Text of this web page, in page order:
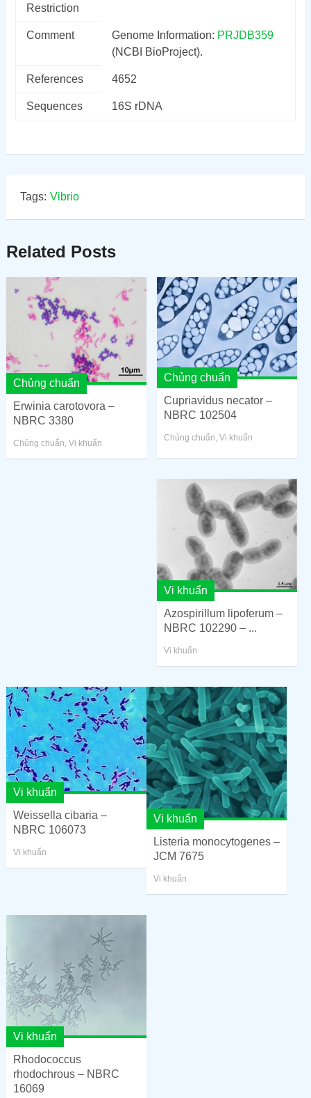
Restriction
Comment Genome Information: PRJDB359
(NCBI BioProject).
References 4652
Sequences 16S rDNA
Tags: Vibrio
Related Posts
Chủng chuẩn
Erwinia carotovora –
NBRC 3380
Chủng chuẩn, Vi khuẩn
Chủng chuẩn
Cupriavidus necator –
NBRC 102504
Chủng chuẩn ,Vi khuẩn
Vi khuẩn
Azospirillum lipoferum –
NBRC 102290 – ...
Vi khuẩn
Vi khuẩn
Weissella cibaria –
NBRC 106073
Vi khuẩn
Vi khuẩn
Listeria monocytogenes –
JCM 7675
Vi khuẩn
Vi khuẩn
Rhodococcus
rhodochrous – NBRC
16069